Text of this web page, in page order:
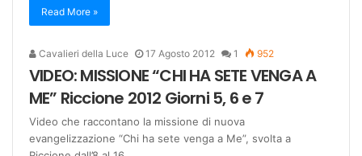
Read More »
Cavalieri della Luce 17 Agosto 2012 1 952
VIDEO: MISSIONE “CHI HA SETE VENGA A
ME” Riccione 2012 Giorni 5, 6 e 7
Video che raccontano la missione di nuova
evangelizzazione “Chi ha sete venga a Me”, svolta a